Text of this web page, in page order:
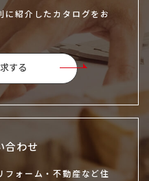
に紹介したカタログをお
する
合わせ
フォーム・不動産など住